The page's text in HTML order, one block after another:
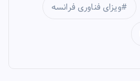
ویزای فناوری فرانسه